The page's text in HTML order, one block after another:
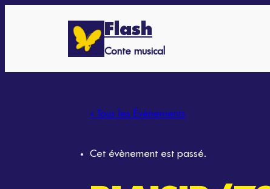
Flash
Conte musical
« Tous les Évènements
Cet évènement est passé.